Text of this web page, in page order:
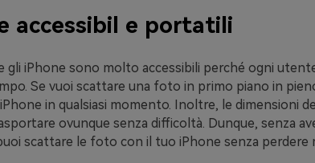
accessibil e portatili
gli iPhone sono molto accessibili perché ogni
Se vuoi scattare una foto in primo piano in
in qualsiasi momento. Inoltre, le dimensioni
ovunque senza difficoltà. Dunque, senza
scattare le foto con il tuo iPhone senza perdere